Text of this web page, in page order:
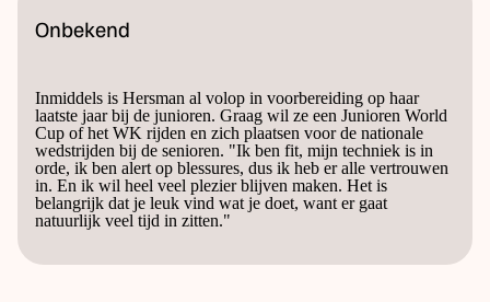
Onbekend
Inmiddels is Hersman al volop in voorbereiding op haar
laatste jaar bij de junioren. Graag wil ze een Junioren World
Cup of het WK rijden en zich plaatsen voor de nationale
wedstrijden bij de senioren. "Ik ben fit, mijn techniek is in
orde, ik ben alert op blessures, dus ik heb er alle vertrouwen
in. En ik wil heel veel plezier blijven maken. Het is
belangrijk dat je leuk vind wat je doet, want er gaat
natuurlijk veel tijd in zitten."